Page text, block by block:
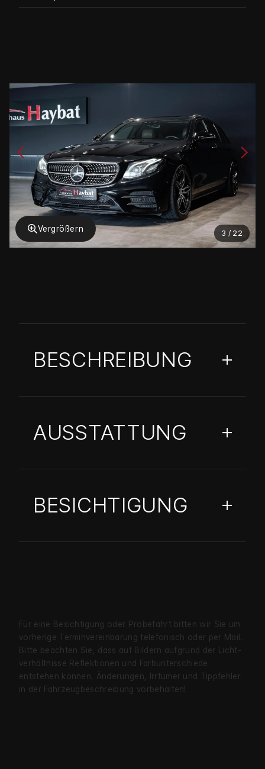
3 / 22
Vergrößern
BESCHREIBUNG
AUSSTATTUNG
BESICHTIGUNG
Für eine Besichtigung oder Probe­fahrt bitten wir Sie um
vorherige Termin­verein­barung telefonisch oder per Mail.
Bitte beachten Sie, dass auf Bildern aufgrund der Licht­
verhältnisse Reflekt­ionen und Farb­unter­schiede
entstehen können. Änderungen, Irrtümer und Tipp­fehler
in der Fahrzeug­beschreibung vorbehalten!